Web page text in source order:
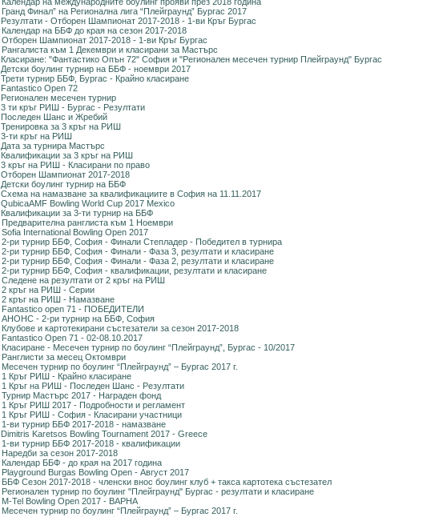
Гранд Финал” на Регионална лига “Плейграунд” Бургас 2017
Резултати - Отборен Шампионат 2017-2018 - 1-ви Кръг Бургас
Календар на ББФ до края на сезон 2017-2018
Отборен Шампионат 2017-2018 - 1-ви Кръг Бургас
Рангалиста към 1 Декември и класирани за Мастърс
Класиране: "Фантастико Опън 72" София и "Регионален месечен турнир Плейграунд" Бургас
Детски боулинг турнир на ББФ - ноември 2017
Трети турнир ББФ, Бургас - Крайно класиране
Fantastico Open 72
Регионален месечен турнир
3 ти кръг РИШ - Бургас - Резултати
Последен Шанс и Жребий
Тренировка за 3 кръг на РИШ
3-ти кръг на РИШ
Дата за турнира Мастърс
Квалификации за 3 кръг на РИШ
3 кръг на РИШ - Класирани по право
Отборен Шампионат 2017-2018
Детски боулинг турнир на ББФ
Схема на намазване за квалификациите в София на 11.11.2017
QubicaAMF Bowling World Cup 2017 Mexico
Квалификации за 3-ти турнир на ББФ
Предварителна ранглиста към 1 Ноември
Sofia International Bowling Open 2017
2-ри турнир ББФ, София - Финали Степладер - Победител в турнира
2-ри турнир ББФ, София - Финали - Фаза 3, резултати и класиране
2-ри турнир ББФ, София - Финали - Фаза 2, резултати и класиране
2-ри турнир ББФ, София - квалификации, резултати и класиране
Следене на резултати от 2 кръг на РИШ
2 кръг на РИШ - Серии
2 кръг на РИШ - Намазване
Fantastico open 71 - ПОБЕДИТЕЛИ
АНОНС - 2-ри турнир на ББФ, София
Клубове и картотекирани състезатели за сезон 2017-2018
Fantastico Open 71 - 02-08.10.2017
Класиране - Месечен турнир по боулинг “Плейграунд”, Бургас - 10/2017
Ранглисти за месец Октомври
Месечен турнир по боулинг “Плейграунд” – Бургас 2017 г.
1 Кръг РИШ - Крайно класиране
1 Кръг на РИШ - Последен Шанс - Резултати
Турнир Мастърс 2017 - Награден фонд
1 Кръг РИШ 2017 - Подробности и регламент
1 Кръг РИШ - София - Класирани участници
1-ви турнир ББФ 2017-2018 - намазване
Dimitris Karetsos Bowling Tournament 2017 - Greece
1-ви турнир ББФ 2017-2018 - квалификации
Наредби за сезон 2017-2018
Календар ББФ - до края на 2017 година
Playground Burgas Bowling Open - Август 2017
ББФ Сезон 2017-2018 - членски внос боулинг клуб + такса картотека състезател
Регионален турнир по боулинг "Плейграунд" Бургас - резултати и класиране
M-Tel Bowling Open 2017 - ВАРНА
Месечен турнир по боулинг “Плейграунд” – Бургас 2017 г.